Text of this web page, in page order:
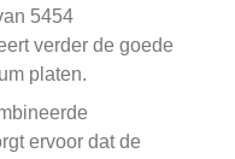
5454
verder de goede
platen.
ervoor dat de